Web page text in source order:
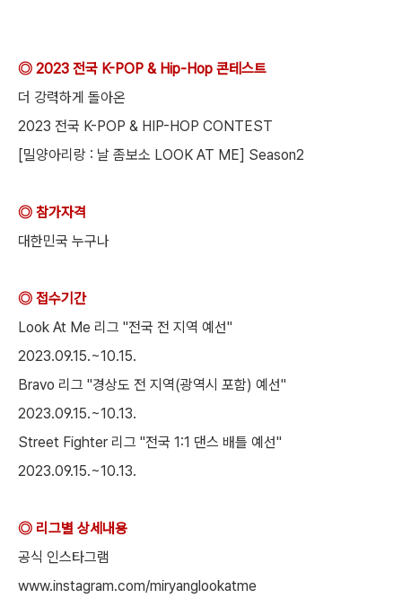
◎ 2023 전국 K-POP & Hip-Hop 콘테스트
더 강력하게 돌아온
2023 전국 K-POP & HIP-HOP CONTEST
[밀양아리랑 : 날 좀보소 LOOK AT ME] Season2
◎ 참가자격
대한민국 누구나
◎ 접수기간
Look At Me 리그 "전국 전 지역 예선"
2023.09.15.~10.15.
Bravo 리그 "경상도 전 지역(광역시 포함) 예선"
2023.09.15.~10.13.
Street Fighter 리그 "전국 1:1 댄스 배틀 예선"
2023.09.15.~10.13.
◎ 리그별 상세내용
공식 인스타그램
www.instagram.com/miryanglookatme